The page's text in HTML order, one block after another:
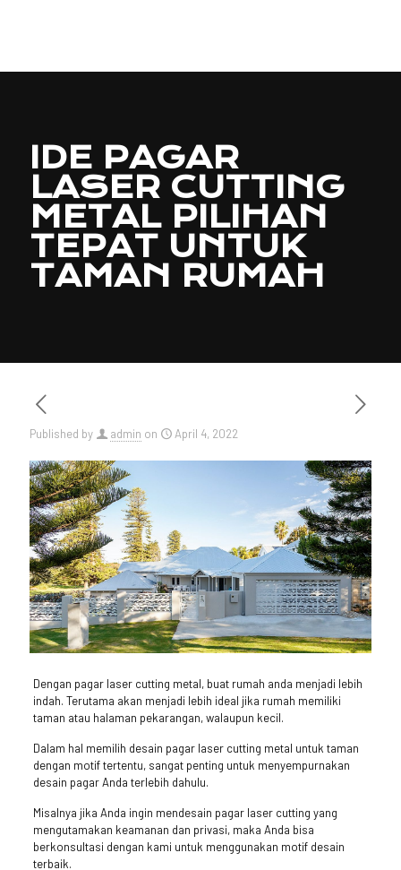
IDE PAGAR
LASER CUTTING
METAL PILIHAN
TEPAT UNTUK
TAMAN RUMAH
Published by admin on April 4, 2022
Dengan pagar laser cutting metal, buat rumah anda menjadi lebih
indah. Terutama akan menjadi lebih ideal jika rumah memiliki
taman atau halaman pekarangan, walaupun kecil.
Dalam hal memilih desain pagar laser cutting metal untuk taman
dengan motif tertentu, sangat penting untuk menyempurnakan
desain pagar Anda terlebih dahulu.
Misalnya jika Anda ingin mendesain pagar laser cutting yang
mengutamakan keamanan dan privasi, maka Anda bisa
berkonsultasi dengan kami untuk menggunakan motif desain
terbaik.